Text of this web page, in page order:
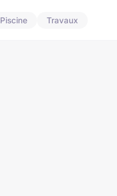
Piscine Travaux